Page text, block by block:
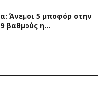
Άνεμοι 5 μποφόρ στην
βαθμούς η…